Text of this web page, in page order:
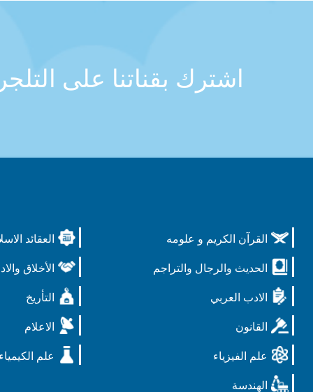
اشترك بقناتنا على
القرآن الكريم و علومه العقائد
الحديث والرجال والتراجم الأخلاق
الادب العربي التأريخ
القانون الاعلام
علم الفيزياء علم الكيمياء
الهندسة